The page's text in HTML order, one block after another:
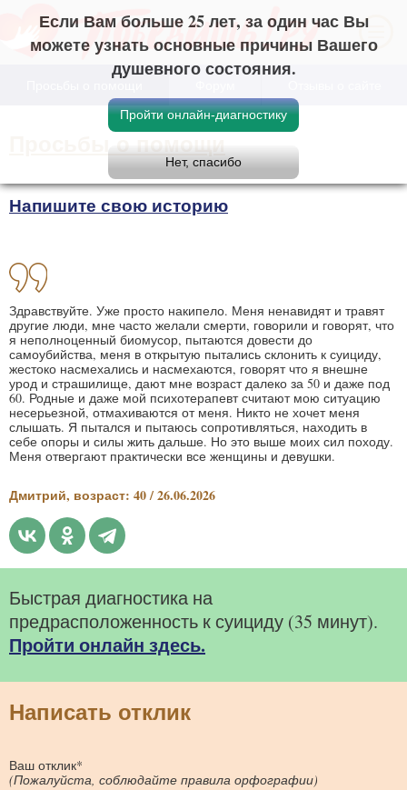
Если Вам больше 25 лет, за один час Вы
можете узнать основные причины Вашего
душевного состояния.
Просьбы о помощи
Напишите свою историю
Здравствуйте. Уже просто накипело. Меня ненавидят и травят
другие люди, мне часто желали смерти, говорили и говорят, что
я неполноценный биомусор, пытаются довести до
самоубийства, меня в открытую пытались склонить к суициду,
жестоко насмехались и насмехаются, говорят что я внешне
урод и страшилище, дают мне возраст далеко за 50 и даже под
60. Родные и даже мой психотерапевт считают мою ситуацию
несерьезной, отмахиваются от меня. Никто не хочет меня
слышать. Я пытался и пытаюсь сопротивляться, находить в
себе опоры и силы жить дальше. Но это выше моих сил походу.
Меня отвергают практически все женщины и девушки.
Дмитрий, возраст: 40 / 26.06.2026
Быстрая диагностика на
предрасположенность к суициду (35 минут).
Пройти онлайн здесь.
Написать отклик
Ваш отклик*
(Пожалуйста, соблюдайте правила орфографии)